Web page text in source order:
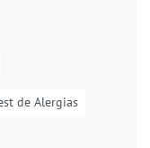
de Alergias